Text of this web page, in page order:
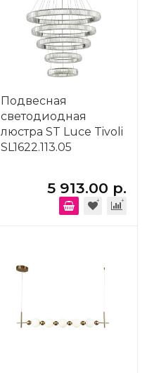
Подвесная
светодиодная
люстра ST Luce Tivoli
SL1622.113.05
5 913.00 р.